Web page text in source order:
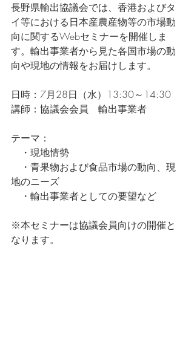
長野県輸出協議会では、香港およびタ
イ等における日本産農産物等の市場動
向に関するWebセミナーを開催しま
す。輸出事業者から見た各国市場の動
向や現地の情報をお届けします。
日時：7月28日（水）13:30～14:30
講師：協議会会員　輸出事業者
テーマ：
・現地情勢
・青果物および食品市場の動向、現
地のニーズ
・輸出事業者としての要望など
※本セミナーは協議会員向けの開催と
なります。